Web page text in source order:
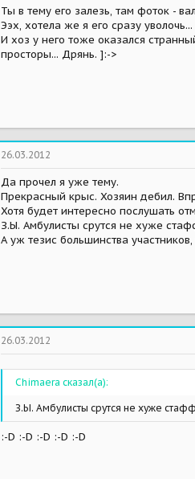
Ты в тему его залезь, там фоток -
Ээх, хотела же я его сразу уволочь...
И хоз у него тоже оказался
просторы... Дрянь. ]:->
26.03.2012
Да прочел я уже тему.
Прекрасный крыс. Хозяин дебил.
Хотя будет интересно послушать
З.Ы. Амбулисты срутся не хуже
А уж тезис большинства
26.03.2012
Chimaera сказал(а):
З.Ы. Амбулисты срутся не хуже
:-D :-D :-D :-D :-D